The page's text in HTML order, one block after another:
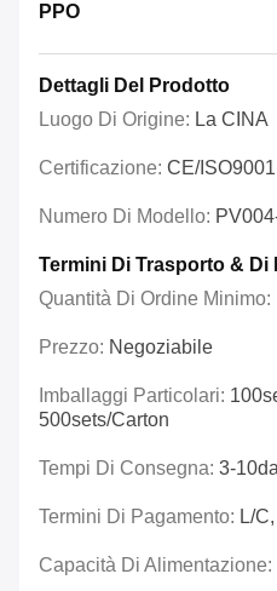
PPO
Dettagli Del Prodotto
Luogo Di Origine: La CINA
Certificazione: CE/ISO9001
Numero Di Modello:
Termini Di Trasporto & Di
Quantità Di Ordine Minimo:
Prezzo: Negoziabile
Imballaggi Particolari:
500sets/carton
Tempi Di Consegna: 3-
Termini Di Pagamento: L/
Capacità Di Alimentazione: